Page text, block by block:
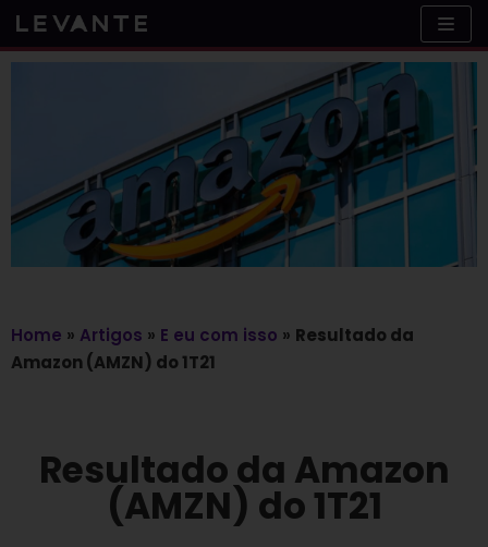
Skip
to
Home » Artigos » E eu com isso » Resultado da
Amazon (AMZN) do 1T21
Resultado da Amazon
(AMZN) do 1T21